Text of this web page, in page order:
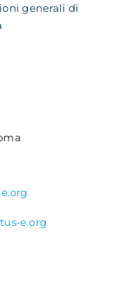
generali di
e.org